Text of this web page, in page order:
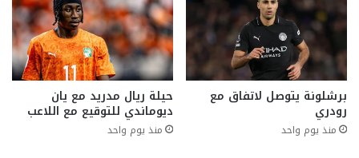
برشلونة يتوصل لاتفاق مع
رودري
منذ يوم واحد
حيلة ريال مدريد مع يان
ديوماندي للتوقيع مع اللاعب
منذ يوم واحد